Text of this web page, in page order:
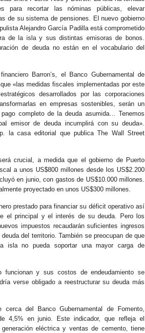
para recortar las nóminas públicas, elevar
de su sistema de pensiones. El nuevo gobierno
Alejandro García Padilla está comprometido
de la isla y sus distintas emisoras de bonos.
de deuda no están en el vocabulario del
Barron’s, el Banco Gubernamental de
«las medidas fiscales implementadas por este
desarrollados por las corporaciones
en empresas sostenibles, serán un
completo de la deuda asumida… Tenemos
emisor de deuda incumplirá con su deuda».
la casa editorial que publica The Wall Street
crucial, a medida que el gobierno de Puerto
a unos US$800 millones desde los US$2.200
en junio, con gastos de US$10.000 millones.
proyectado en unos US$300 millones.
prestado para financiar su déficit operativo así
el principal y el interés de su deuda. Pero los
impuestos recaudarán suficientes ingresos
del territorio. También se preocupan de que
isla no pueda soportar una mayor carga de
funcionan y sus costos de endeudamiento se
verse obligado a reestructurar su deuda más
del Banco Gubernamental de Fomento,
4,5% en junio. Este indicador, que refleja el
eléctrica y ventas de cemento, tiene